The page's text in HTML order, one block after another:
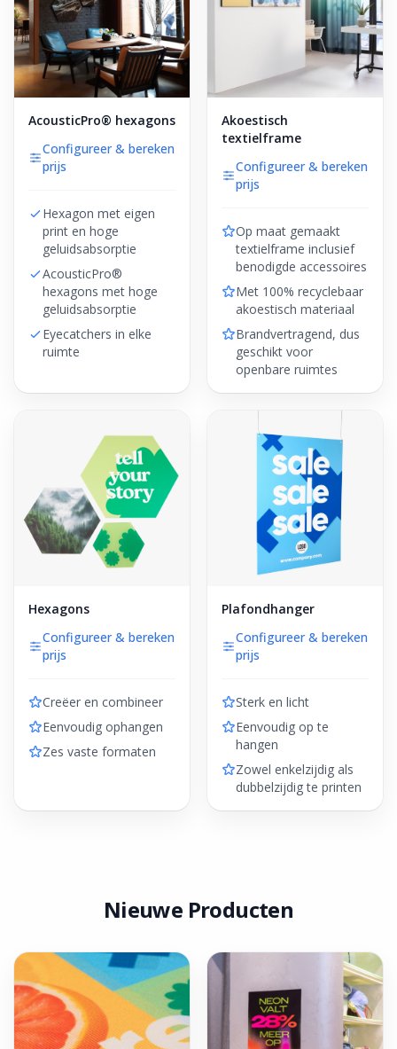
AcousticPro® hexagons
Configureer & bereken
prijs
Hexagon met eigen
print en hoge
geluidsabsorptie
AcousticPro®
hexagons met hoge
geluidsabsorptie
Eyecatchers in elke
ruimte
Akoestisch
textielframe
Configureer & bereken
prijs
Op maat gemaakt
textielframe inclusief
benodigde accessoires
Met 100% recyclebaar
akoestisch materiaal
Brandvertragend, dus
geschikt voor
openbare ruimtes
Hexagons
Configureer & bereken
prijs
Creëer en combineer
Eenvoudig ophangen
Zes vaste formaten
Plafondhanger
Configureer & bereken
prijs
Sterk en licht
Eenvoudig op te
hangen
Zowel enkelzijdig als
dubbelzijdig te printen
Nieuwe Producten